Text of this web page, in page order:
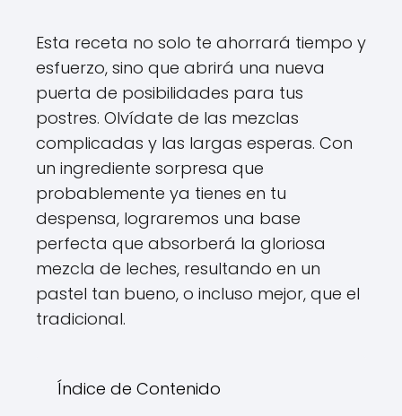
Esta receta no solo te ahorrará tiempo y
esfuerzo, sino que abrirá una nueva
puerta de posibilidades para tus
postres. Olvídate de las mezclas
complicadas y las largas esperas. Con
un ingrediente sorpresa que
probablemente ya tienes en tu
despensa, lograremos una base
perfecta que absorberá la gloriosa
mezcla de leches, resultando en un
pastel tan bueno, o incluso mejor, que el
tradicional.
Índice de Contenido